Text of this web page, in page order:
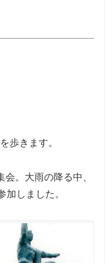
歩きます。
。大雨の降る中、
加しました。